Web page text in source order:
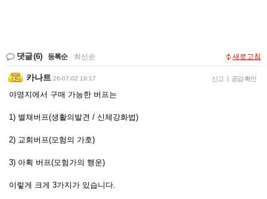
댓글(6) 등록순 최신순 새로고침
카나트 26-07-02 19:17 신고 | 공감 확인
야영지에서 구매 가능한 버프는
1) 별채버프(생활의발견 / 신체강화법)
2) 교회버프(모험의 가호)
3) 아획 버프(모험가의 행운)
이렇게 크게 3가지가 있습니다.